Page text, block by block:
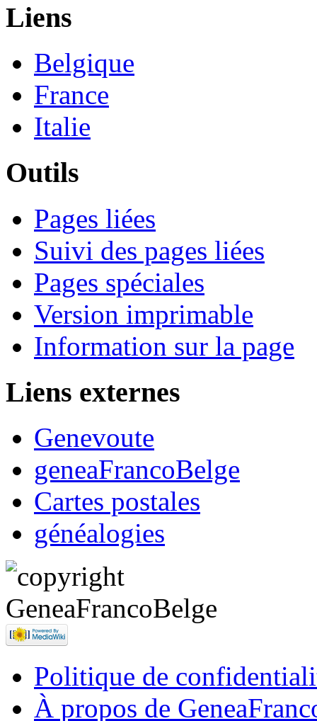
Liens
Belgique
France
Italie
Outils
Pages liées
Suivi des pages liées
Pages spéciales
Version imprimable
Information sur la page
Liens externes
Genevoute
geneaFrancoBelge
Cartes postales
généalogies
Politique de
À propos de